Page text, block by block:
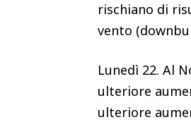
rischiano di
vento
Lunedì 22. Al
ulteriore
ulteriore